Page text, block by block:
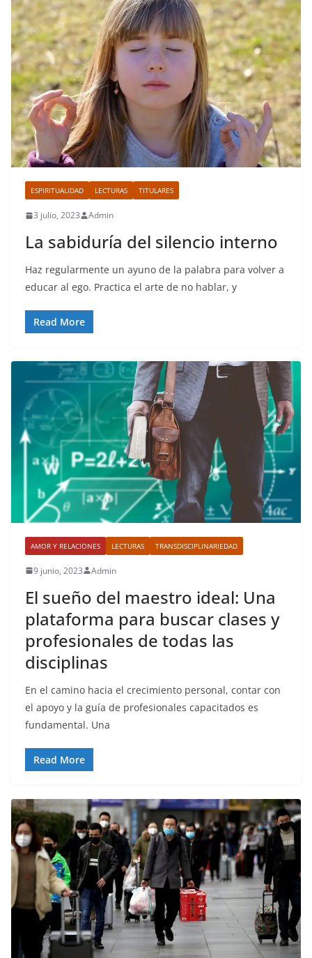
ESPIRITUALIDAD LECTURAS TITULARES
3 julio, 2023 Admin
La sabiduría del silencio interno
Haz regularmente un ayuno de la palabra para volver a
educar al ego. Practica el arte de no hablar, y
Read More
AMOR Y RELACIONES LECTURAS TRANSDISCIPLINARIEDAD
9 junio, 2023 Admin
El sueño del maestro ideal: Una
plataforma para buscar clases y
profesionales de todas las
disciplinas
En el camino hacia el crecimiento personal, contar con
el apoyo y la guía de profesionales capacitados es
fundamental. Una
Read More